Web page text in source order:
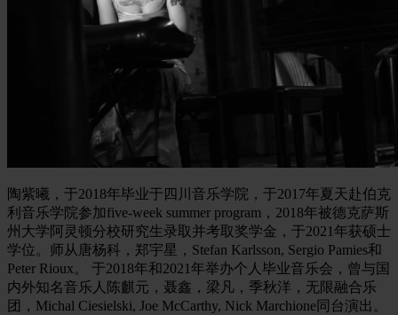
陶紫曦，于2018年毕业于四川音乐学院，于2017年夏天赴伯克
利音乐学院参加five-week summer program，2018年被德克萨斯
州大学阿灵顿分校研究生录取并考取奖学金，于2021年获硕士
学位。师从唐杨科，郑宇星，Stefan Karlsson, Sergio Pamies和
Peter Rioux。 于2018年和2021年举办个人毕业音乐会，曾与国
内外知名音乐人陈麒元，聂鑫，梁凡，季秋洋，无限融合乐
团，Michal Ciesielski, Joe McCarthy, Nick Marchione同台演出。